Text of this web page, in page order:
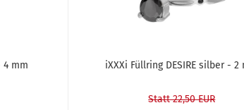
4 mm iXXXi Füll­ring DE­SI­RE sil­ber - 2
Statt 22,50 EUR